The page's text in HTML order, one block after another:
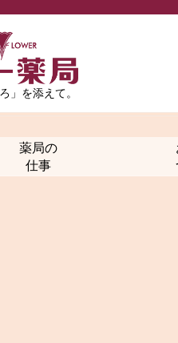
」を添えて。
薬局の
仕事